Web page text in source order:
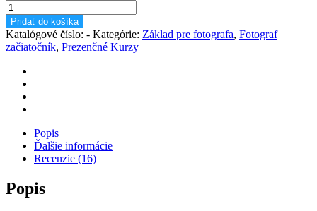
Pridať do košíka
Katalógové číslo: - Kategórie: Základ pre fotografa, Fotograf
začiatočník, Prezenčné Kurzy
Popis
Ďalšie informácie
Recenzie (16)
Popis